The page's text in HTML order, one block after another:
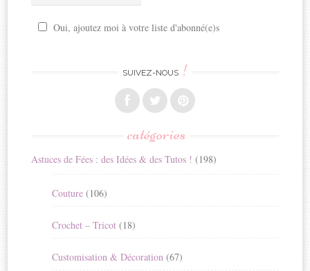
Oui, ajoutez moi à votre liste d'abonné(e)s
SUIVEZ-NOUS !
catégories
Astuces de Fées : des Idées & des Tutos ! (198)
Couture (106)
Crochet – Tricot (18)
Customisation & Décoration (67)